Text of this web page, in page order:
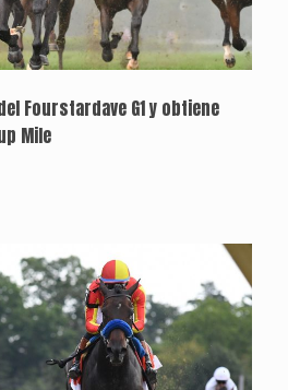
Fourstardave G1 y obtiene
Mile